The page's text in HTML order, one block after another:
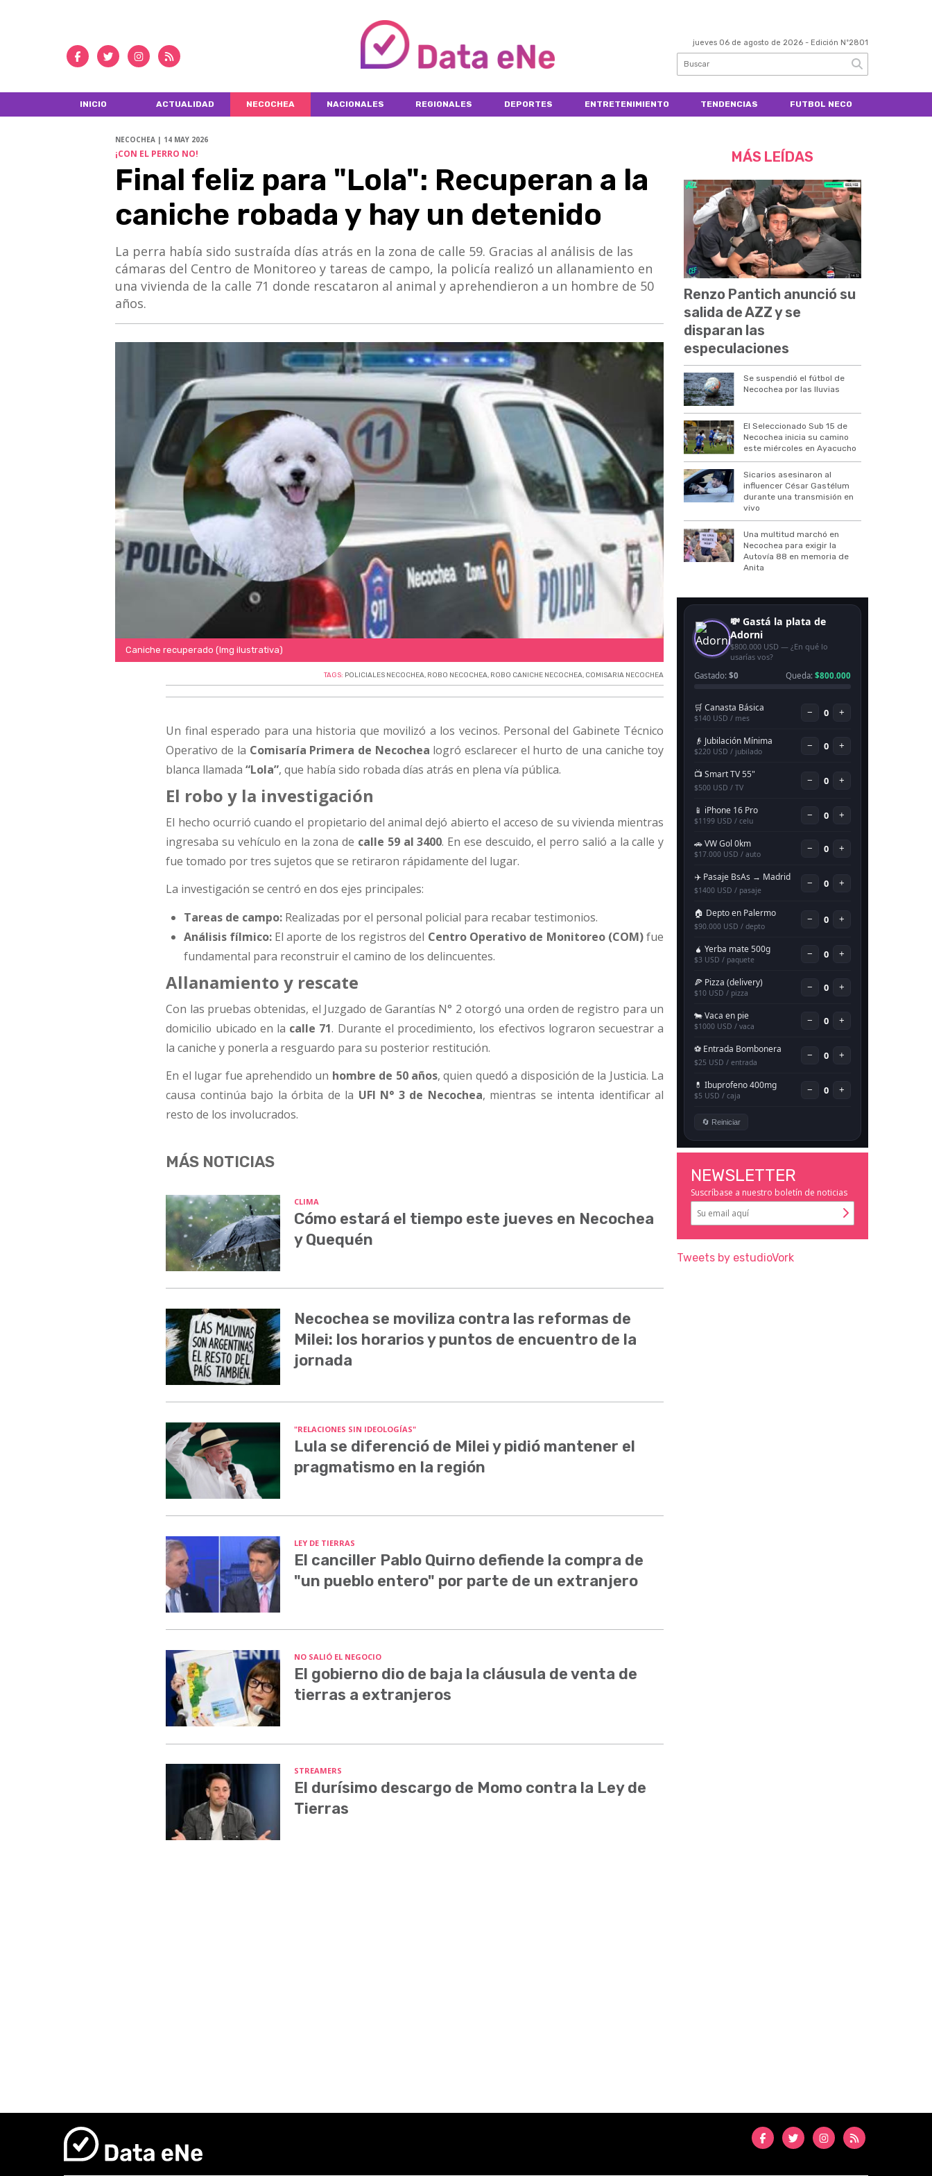
jueves 06 de agosto de 2026 - Edición Nº2801
INICIO ACTUALIDAD NECOCHEA NACIONALES REGIONALES DEPORTES ENTRETENIMIENTO TENDENCIAS FUTBOL NECO
NECOCHEA | 14 MAY 2026
¡CON EL PERRO NO!
Final feliz para "Lola": Recuperan a la
caniche robada y hay un detenido
​​​​​​​La perra había sido sustraída días atrás en la zona de calle 59. Gracias al análisis de las
cámaras del Centro de Monitoreo y tareas de campo, la policía realizó un allanamiento en
una vivienda de la calle 71 donde rescataron al animal y aprehendieron a un hombre de 50
años.
Caniche recuperado (Img ilustrativa) Caniche recuperado (Img ilustrativa)
TAGS: POLICIALES NECOCHEA, ROBO NECOCHEA, ROBO CANICHE NECOCHEA, COMISARIA NECOCHEA
Un final esperado para una historia que movilizó a los vecinos. Personal del Gabinete Técnico
Operativo de la Comisaría Primera de Necochea logró esclarecer el hurto de una caniche toy
blanca llamada“Lola”, que había sido robada días atrás en plena vía pública.
El robo y la investigación
El hecho ocurrió cuando el propietario del animal dejó abierto el acceso de su vivienda mientras
ingresaba su vehículo en la zona de calle 59 al 3400. En ese descuido, el perro salió a la calle y
fue tomado por tres sujetos que se retiraron rápidamente del lugar.
La investigación se centró en dos ejes principales:
Tareas de campo:Realizadas por el personal policial para recabar testimonios.
Análisis fílmico:El aporte de los registros del Centro Operativo de Monitoreo (COM)fue
fundamental para reconstruir el camino de los delincuentes.
Allanamiento y rescate
Con las pruebas obtenidas, el Juzgado de Garantías N° 2 otorgó una orden de registro para un
domicilio ubicado en la calle 71. Durante el procedimiento, los efectivos lograron secuestrar a
la caniche y ponerla a resguardo para su posterior restitución.
En el lugar fue aprehendido un hombre de 50 años, quien quedó a disposición de la Justicia. La
causa continúa bajo la órbita de la UFI N° 3 de Necochea, mientras se intenta identificar al
resto de los involucrados.
MÁS NOTICIAS
CLIMA
Cómo estará el tiempo este jueves en Necochea
y Quequén
Necochea se moviliza contra las reformas de
Milei: los horarios y puntos de encuentro de la
jornada
"RELACIONES SIN IDEOLOGÍAS"
Lula se diferenció de Milei y pidió mantener el
pragmatismo en la región
LEY DE TIERRAS
El canciller Pablo Quirno defiende la compra de
"un pueblo entero" por parte de un extranjero
NO SALIÓ EL NEGOCIO
El gobierno dio de baja la cláusula de venta de
tierras a extranjeros
STREAMERS
El durísimo descargo de Momo contra la Ley de
Tierras
MÁS LEÍDAS
Renzo Pantich anunció su
salida de AZZ y se
disparan las
especulaciones
Se suspendió el fútbol de
Necochea por las lluvias
El Seleccionado Sub 15 de
Necochea inicia su camino
este miércoles en Ayacucho
Sicarios asesinaron al
influencer César Gastélum
durante una transmisión en
vivo
Una multitud marchó en
Necochea para exigir la
Autovía 88 en memoria de
Anita
NEWSLETTER
Suscríbase a nuestro boletín de noticias
Tweets by estudioVork